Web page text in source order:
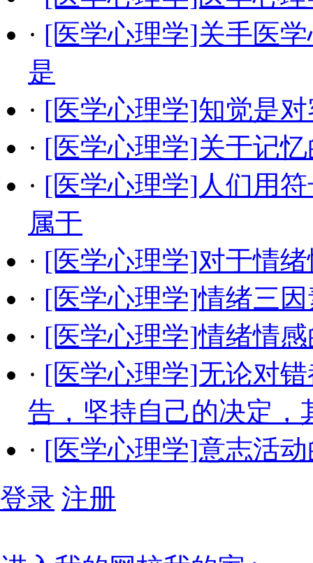
· [医学心理学]关手医
是
· [医学心理学]知觉是
· [医学心理学]关于记
· [医学心理学]人们用
属于
· [医学心理学]对于情
· [医学心理学]情绪三
· [医学心理学]情绪情
· [医学心理学]无论对
告，坚持自己的决定，
· [医学心理学]意志活
登录 注册